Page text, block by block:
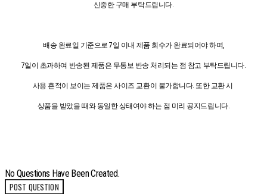
신중한 구매 부탁드립니다.
배송 완료일 기준으로 7일 이내 제품 회수가 완료되어야 하며,
7일이 초과하여 반송된 제품은 무통보 반송 처리되는 점 참고 부탁드립니다.
사용 흔적이 보이는 제품은 사이즈 교환이 불가합니다. 또한 교환 시
상품을 받았을 때와 동일한 상태여야 하는 점 미리 공지드립니다.
No Questions Have Been Created.
POST QUESTION